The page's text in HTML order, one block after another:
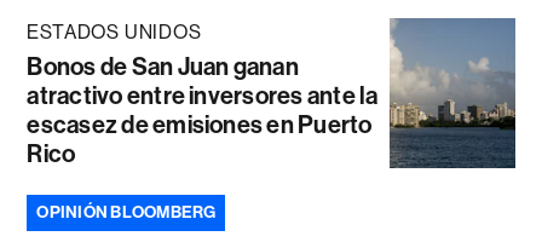
ESTADOS UNIDOS
Bonos de San Juan ganan
atractivo entre inversores ante la
escasez de emisiones en Puerto
Rico
OPINIÓN BLOOMBERG